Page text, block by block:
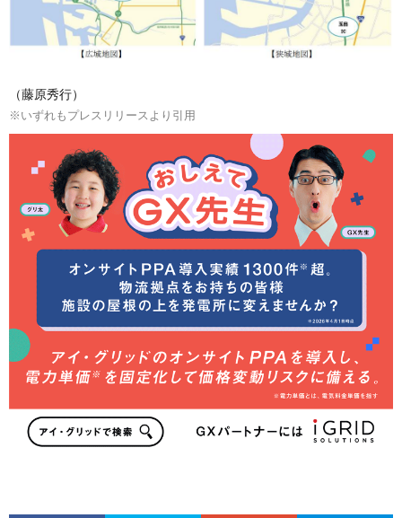
（藤原秀行）
※いずれもプレスリリースより引用